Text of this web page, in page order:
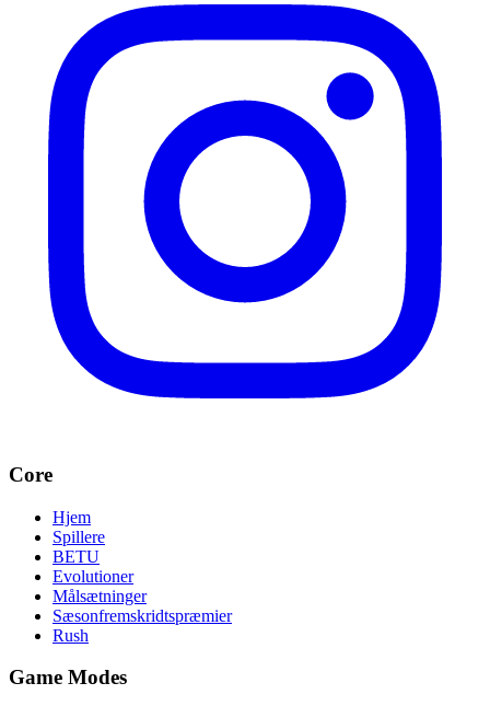
Core
Hjem
Spillere
BETU
Evolutioner
Målsætninger
Sæsonfremskridtspræmier
Rush
Game Modes